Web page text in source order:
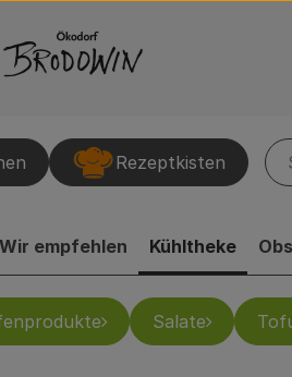
Rezeptkisten
Wir empfehlen Kühltheke
Salate